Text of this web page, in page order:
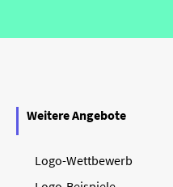
Weitere Angebote
Logo-Wettbewerb